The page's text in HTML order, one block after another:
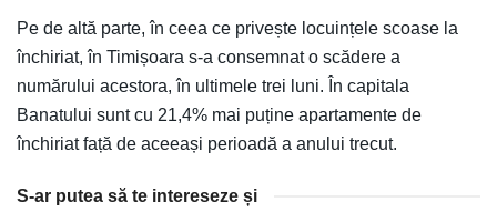
Pe de altă parte, în ceea ce privește locuințele scoase la
închiriat, în Timișoara s-a consemnat o scădere a
numărului acestora, în ultimele trei luni. În capitala
Banatului sunt cu 21,4% mai puține apartamente de
închiriat față de aceeași perioadă a anului trecut.
S-ar putea să te intereseze și